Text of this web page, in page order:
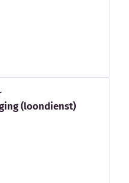
(loondienst)